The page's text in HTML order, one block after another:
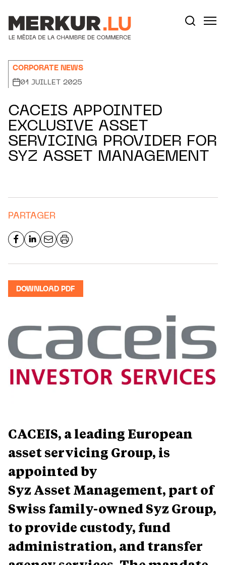
CORPORATE NEWS
01 JUILLET 2025
CACEIS APPOINTED
EXCLUSIVE ASSET
SERVICING PROVIDER FOR
SYZ ASSET MANAGEMENT
PARTAGER
DOWNLOAD PDF
CACEIS, a leading European
asset servicing Group, is
appointed by
SyzAssetManagement, part of
Swiss family-owned Syz Group,
to provide custody, fund
administration, and transfer